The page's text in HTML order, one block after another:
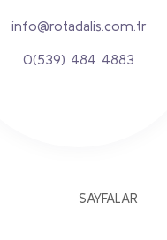
info@rotadalis.com.tr
0(539) 484 4883
SAYFALAR